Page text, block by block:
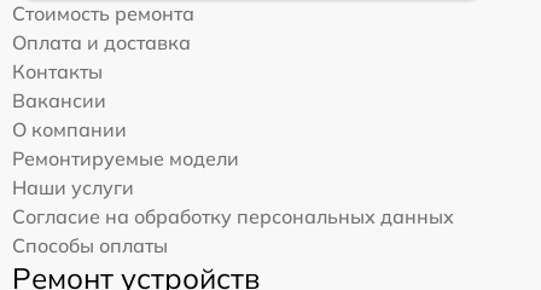
Стоимость ремонта
Оплата и доставка
Контакты
Вакансии
О компании
Ремонтируемые модели
Наши услуги
Согласие на обработку персональных данных
Способы оплаты
Ремонт устройств